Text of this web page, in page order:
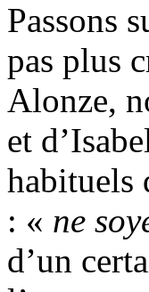
Passons
pas plus
Alonze,
et
habituels
: « ne
d’un